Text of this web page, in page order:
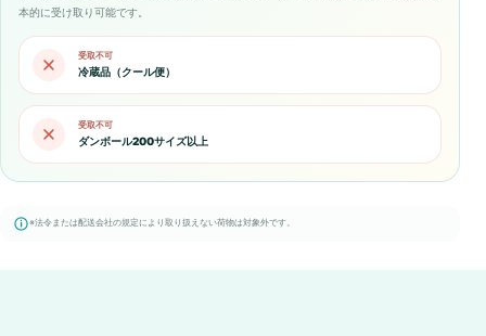
本的に受け取り可能です。
受取不可
冷蔵品（クール便）
受取不可
ダンボール200サイズ以上
※法令または配送会社の規定により取り扱えない荷物は対象外です。